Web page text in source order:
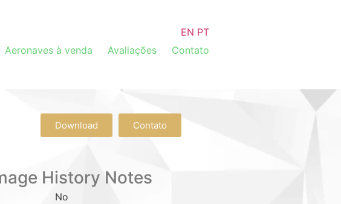
EN PT
Aeronaves à venda Avaliações Contato
Download Contato
History Notes
No